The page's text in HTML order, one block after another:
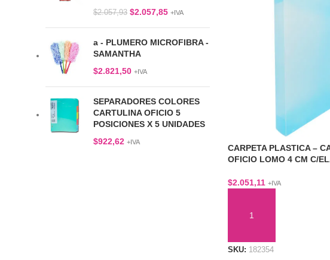
$2.057,93 $2.057,85 +IVA
a - PLUMERO MICROFIBRA -
SAMANTHA
$2.821,50 +IVA
SEPARADORES COLORES
CARTULINA OFICIO 5
POSICIONES X 5 UNIDADES
$922,62 +IVA
CARPETA PLASTICA –
OFICIO LOMO 4 CM C/
$2.051,11 +IVA
SKU: 182354